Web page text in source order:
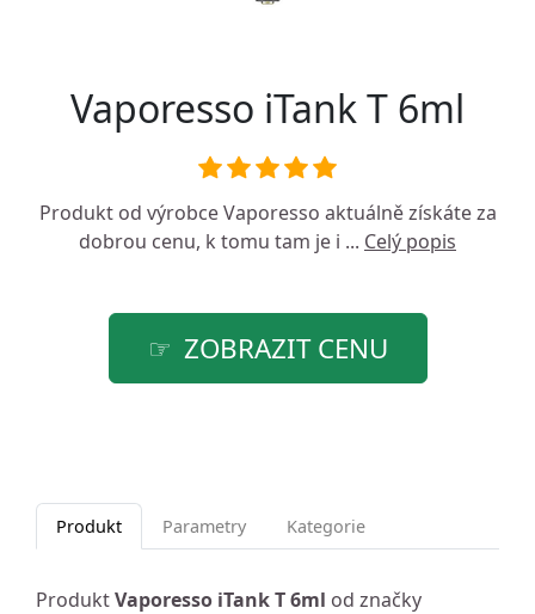
Vaporesso iTank T 6ml
Produkt od výrobceVaporesso aktuálně získáte za
dobrou cenu, k tomu tam je i ... Celý popis
ZOBRAZIT CENU
Produkt Parametry Kategorie
ProduktVaporesso iTank T 6ml od značky